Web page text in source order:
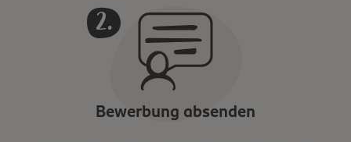
Bewerbung absenden